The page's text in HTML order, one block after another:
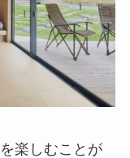
楽しむことが